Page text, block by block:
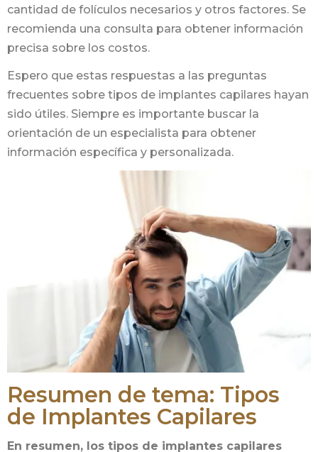
cantidad de folículos necesarios y otros factores. Se
recomienda una consulta para obtener información
precisa sobre los costos.
Espero que estas respuestas a las preguntas
frecuentes sobre tipos de implantes capilares hayan
sido útiles. Siempre es importante buscar la
orientación de un especialista para obtener
información específica y personalizada.
Resumen de tema: Tipos
de Implantes Capilares
En resumen, los tipos de implantes capilares